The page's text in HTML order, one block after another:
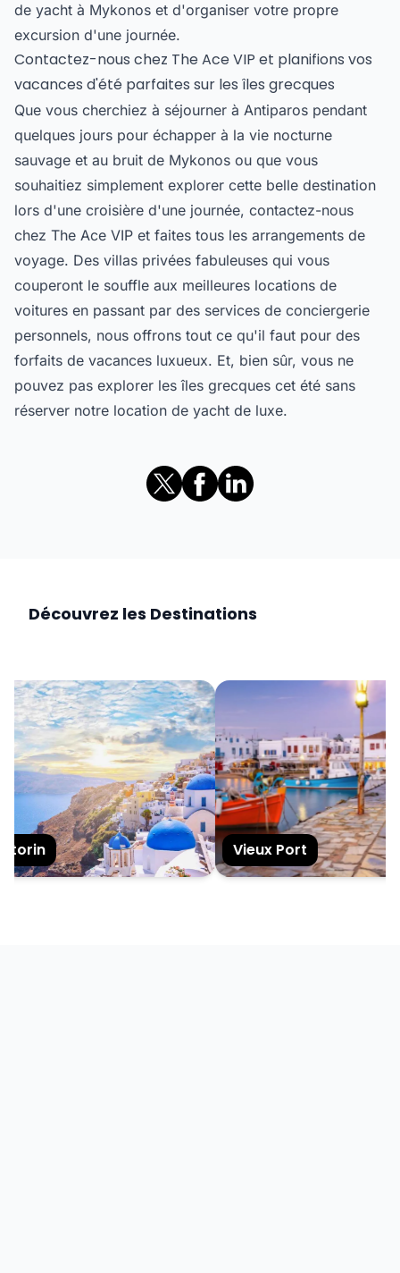
de yacht à Mykonos et d'organiser votre propre
excursion d'une journée.
Contactez-nous chez The Ace VIP et planifions vos
vacances d'été parfaites sur les îles grecques
Que vous cherchiez à séjourner à Antiparos pendant
quelques jours pour échapper à la vie nocturne
sauvage et au bruit de Mykonos ou que vous
souhaitiez simplement explorer cette belle destination
lors d'une croisière d'une journée, contactez-nous
chez The Ace VIP et faites tous les arrangements de
voyage. Des villas privées fabuleuses qui vous
couperont le souffle aux meilleures locations de
voitures en passant par des services de conciergerie
personnels, nous offrons tout ce qu'il faut pour des
forfaits de vacances luxueux. Et, bien sûr, vous ne
pouvez pas explorer les îles grecques cet été sans
réserver notre location de yacht de luxe.
Découvrez les Destinations
Vieux Port